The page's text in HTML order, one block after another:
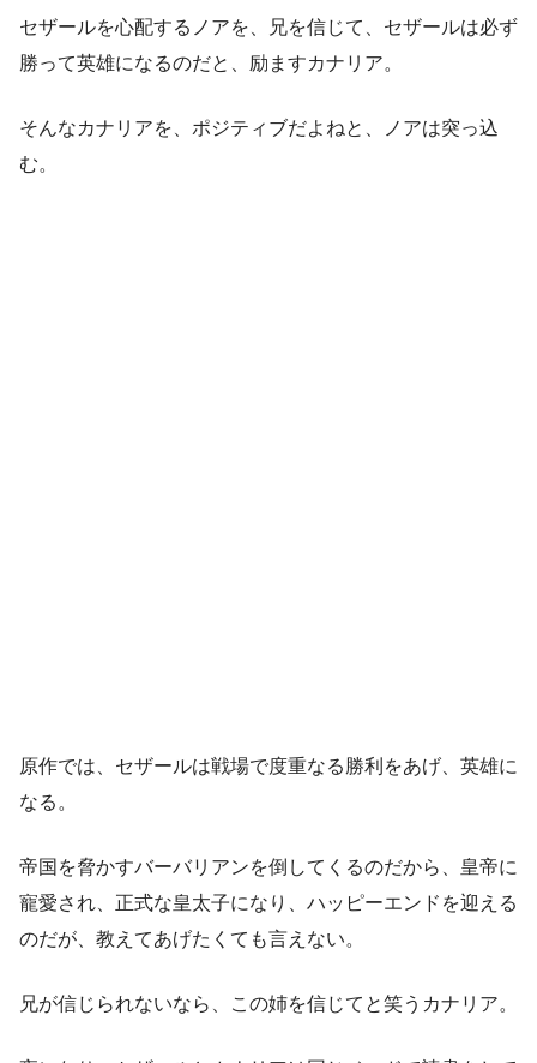
セザールを心配するノアを、兄を信じて、セザールは必ず
勝って英雄になるのだと、励ますカナリア。
そんなカナリアを、ポジティブだよねと、ノアは突っ込
む。
原作では、セザールは戦場で度重なる勝利をあげ、英雄に
なる。
帝国を脅かすバーバリアンを倒してくるのだから、皇帝に
寵愛され、正式な皇太子になり、ハッピーエンドを迎える
のだが、教えてあげたくても言えない。
兄が信じられないなら、この姉を信じてと笑うカナリア。